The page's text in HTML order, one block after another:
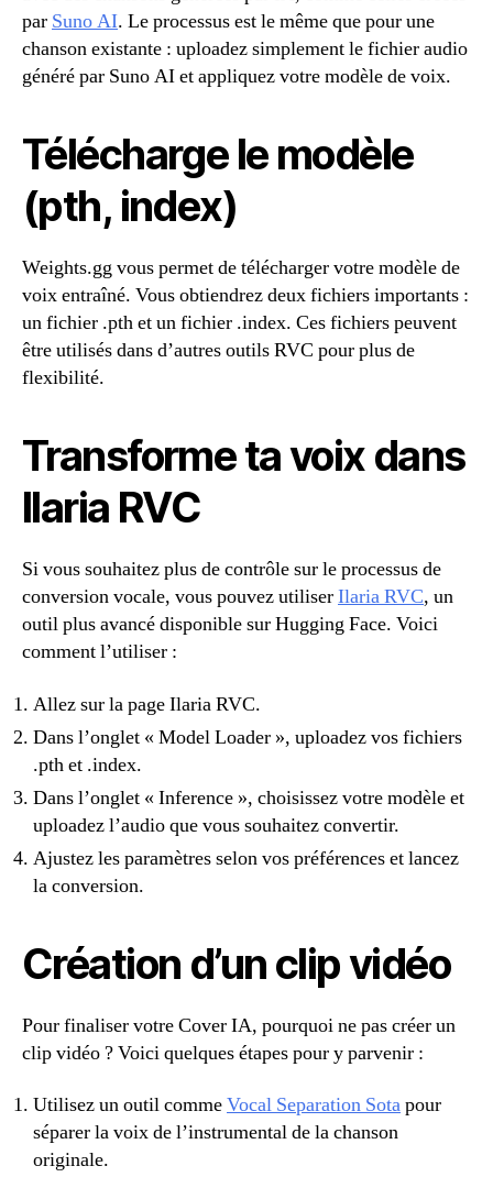
par Suno AI. Le processus est le même que pour une
chanson existante : uploadez simplement le fichier audio
généré par Suno AI et appliquez votre modèle de voix.
Télécharge le modèle
(pth, index)
Weights.gg vous permet de télécharger votre modèle de
voix entraîné. Vous obtiendrez deux fichiers importants :
un fichier .pth et un fichier .index. Ces fichiers peuvent
être utilisés dans d’autres outils RVC pour plus de
flexibilité.
Transforme ta voix dans
Ilaria RVC
Si vous souhaitez plus de contrôle sur le processus de
conversion vocale, vous pouvez utiliserIlaria RVC, un
outil plus avancé disponible sur Hugging Face. Voici
comment l’utiliser :
Allez sur la page Ilaria RVC.
Dans l’onglet « Model Loader », uploadez vos fichiers
.pth et .index.
Dans l’onglet « Inference », choisissez votre modèle et
uploadez l’audio que vous souhaitez convertir.
Ajustez les paramètres selon vos préférences et lancez
la conversion.
Création d’un clip vidéo
Pour finaliser votre Cover IA, pourquoi ne pas créer un
clip vidéo ? Voici quelques étapes pour y parvenir :
Utilisez un outil commeVocal Separation Sotapour
séparer la voix de l’instrumental de la chanson
originale.